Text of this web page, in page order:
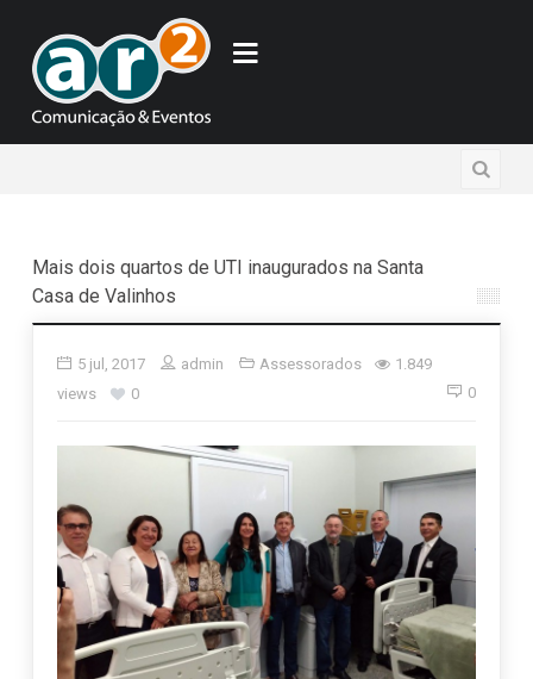
Mais dois quartos de UTI inaugurados na Santa
Casa de Valinhos
5 jul, 2017 admin Assessorados
1.849
views
0 0